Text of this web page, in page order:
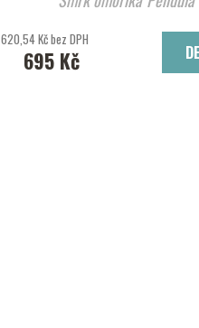
620,54 Kč bez DPH
695 Kč